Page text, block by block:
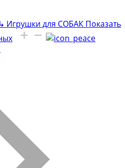
↳ Игрушки для СОБАК Показать